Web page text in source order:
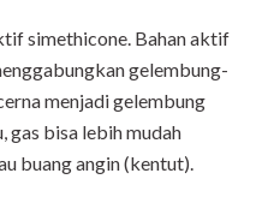
simethicone. Bahan aktif
gelembung-
menjadi gelembung
gas bisa lebih mudah
buang angin (kentut).